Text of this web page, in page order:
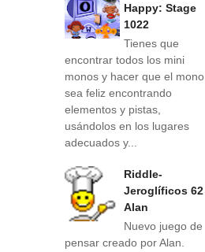
Happy: Stage
1022
Tienes que
encontrar todos los mini
monos y hacer que el mono
sea feliz encontrando
elementos y pistas,
usándolos en los lugares
adecuados y...
Riddle-
Jeroglíficos 62
Alan
Nuevo juego de
pensar creado por Alan.